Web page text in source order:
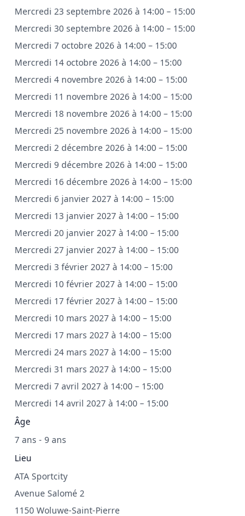
Mercredi 23 septembre 2026 à 14:00 – 15:00
Mercredi 30 septembre 2026 à 14:00 – 15:00
Mercredi 7 octobre 2026 à 14:00 – 15:00
Mercredi 14 octobre 2026 à 14:00 – 15:00
Mercredi 4 novembre 2026 à 14:00 – 15:00
Mercredi 11 novembre 2026 à 14:00 – 15:00
Mercredi 18 novembre 2026 à 14:00 – 15:00
Mercredi 25 novembre 2026 à 14:00 – 15:00
Mercredi 2 décembre 2026 à 14:00 – 15:00
Mercredi 9 décembre 2026 à 14:00 – 15:00
Mercredi 16 décembre 2026 à 14:00 – 15:00
Mercredi 6 janvier 2027 à 14:00 – 15:00
Mercredi 13 janvier 2027 à 14:00 – 15:00
Mercredi 20 janvier 2027 à 14:00 – 15:00
Mercredi 27 janvier 2027 à 14:00 – 15:00
Mercredi 3 février 2027 à 14:00 – 15:00
Mercredi 10 février 2027 à 14:00 – 15:00
Mercredi 17 février 2027 à 14:00 – 15:00
Mercredi 10 mars 2027 à 14:00 – 15:00
Mercredi 17 mars 2027 à 14:00 – 15:00
Mercredi 24 mars 2027 à 14:00 – 15:00
Mercredi 31 mars 2027 à 14:00 – 15:00
Mercredi 7 avril 2027 à 14:00 – 15:00
Mercredi 14 avril 2027 à 14:00 – 15:00
Âge
7 ans - 9 ans
Lieu
ATA Sportcity
Avenue Salomé 2
1150 Woluwe-Saint-Pierre